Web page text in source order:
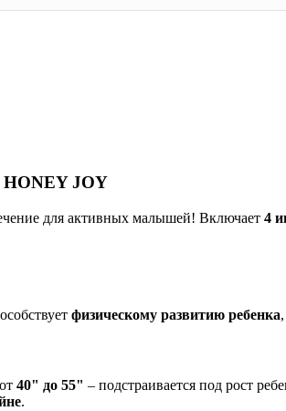
JOY
для активных малышей! Включает 4
физическому развитию ребенка
от 40" до 55" – подстраивается под рост
.